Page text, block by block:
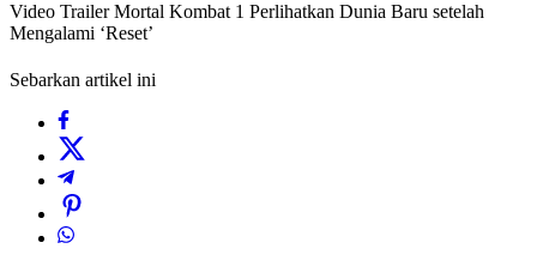
Video Trailer Mortal Kombat 1 Perlihatkan Dunia Baru setelah
Mengalami ‘Reset’
Sebarkan artikel ini